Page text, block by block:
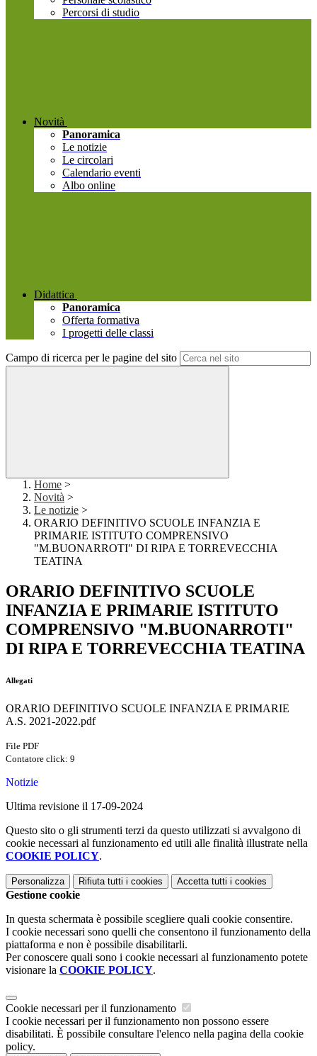
Percorsi di studio
Novità
Panoramica
Le notizie
Le circolari
Calendario eventi
Albo online
Didattica
Panoramica
Offerta formativa
I progetti delle classi
Campo di ricerca per le pagine del sito
Home >
Novità >
Le notizie >
ORARIO DEFINITIVO SCUOLE INFANZIA E
PRIMARIE ISTITUTO COMPRENSIVO
"M.BUONARROTI" DI RIPA E TORREVECCHIA
TEATINA
ORARIO DEFINITIVO SCUOLE
INFANZIA E PRIMARIE ISTITUTO
COMPRENSIVO "M.BUONARROTI"
DI RIPA E TORREVECCHIA TEATINA
Allegati
ORARIO DEFINITIVO SCUOLE INFANZIA E PRIMARIE
A.S. 2021-2022.pdf
File PDF
Contatore click: 9
Notizie
Ultima revisione il 17-09-2024
Questo sito o gli strumenti terzi da questo utilizzati si avvalgono di
cookie necessari al funzionamento ed utili alle finalità illustrate nella
COOKIE POLICY.
Personalizza Rifiuta tutti i cookies Accetta tutti i cookies
Gestione cookie
In questa schermata è possibile scegliere quali cookie consentire.
I cookie necessari sono quelli che consentono il funzionamento della
piattaforma e non è possibile disabilitarli.
Per conoscere quali sono i cookie necessari al funzionamento potete
visionare la COOKIE POLICY.
Cookie necessari per il funzionamento
I cookie necessari per il funzionamento non possono essere
disabilitati. È possibile consultare l'elenco nella pagina della cookie
policy.